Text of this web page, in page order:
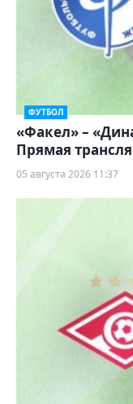
ФУТБОЛ
«Факел» –
Прямая
05 августа 2026 11:37